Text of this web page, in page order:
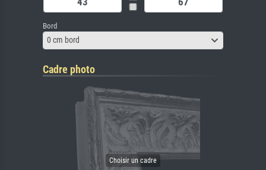
Bord
0 cm bord
Cadre photo